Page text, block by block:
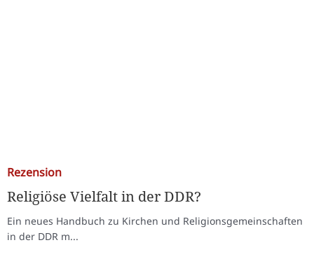
Rezension
Religiöse Vielfalt in der DDR?
Ein neues Handbuch zu Kirchen und Religionsgemeinschaften
in der DDR m...